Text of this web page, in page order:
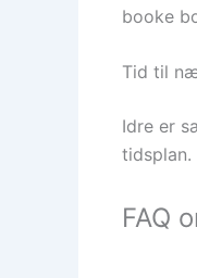
booke
Tid til
Idre er
FAQ